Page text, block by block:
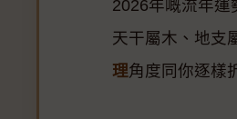
2026年嘅流年運
天干屬木、地支
理角度同你逐樣